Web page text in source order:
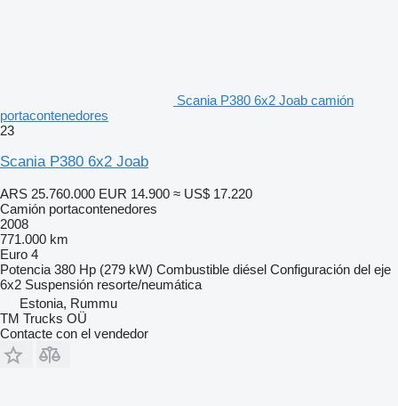
Scania P380 6x2 Joab camión
portacontenedores
23
Scania P380 6x2 Joab
ARS 25.760.000 EUR 14.900 ≈ US$ 17.220
Camión portacontenedores
2008
771.000 km
Euro 4
Potencia 380 Hp (279 kW) Combustible diésel Configuración del eje
6x2 Suspensión resorte/neumática
Estonia, Rummu
TM Trucks OÜ
Contacte con el vendedor